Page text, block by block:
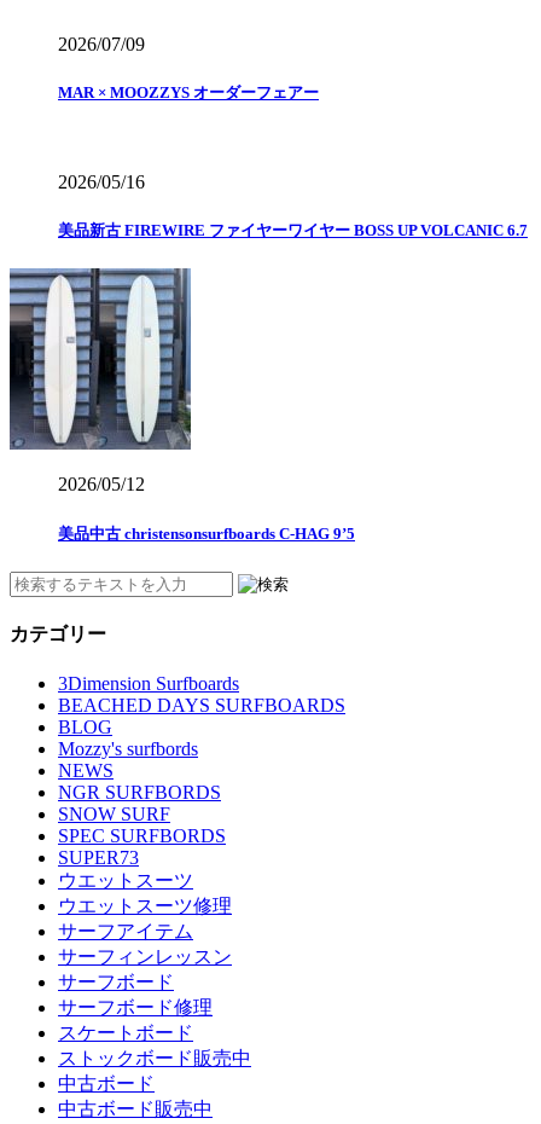
2026/07/09
MAR × MOOZZYS オーダーフェアー
2026/05/16
美品新古 FIREWIRE ファイヤーワイヤー BOSS UP VOLCANIC 6.7
2026/05/12
美品中古 christensonsurfboards C-HAG 9’5
カテゴリー
3Dimension Surfboards
BEACHED DAYS SURFBOARDS
BLOG
Mozzy's surfbords
NEWS
NGR SURFBORDS
SNOW SURF
SPEC SURFBORDS
SUPER73
ウエットスーツ
ウエットスーツ修理
サーフアイテム
サーフィンレッスン
サーフボード
サーフボード修理
スケートボード
ストックボード販売中
中古ボード
中古ボード販売中